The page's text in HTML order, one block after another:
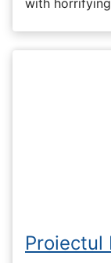
with
Proiectul